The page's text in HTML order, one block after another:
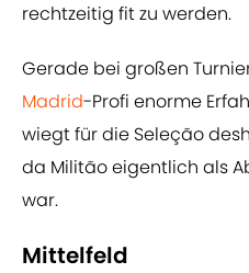
rechtzeitig fit zu werden.
Gerade bei großen
Madrid-Profi enorme
wiegt für die Seleção
da Militão eigentlich als
war.
Mittelfeld